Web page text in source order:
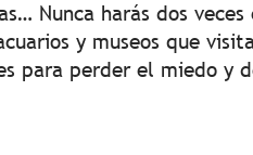
Nunca harás dos
y museos que
para perder el miedo y